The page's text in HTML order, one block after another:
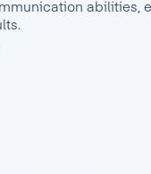
abilities,